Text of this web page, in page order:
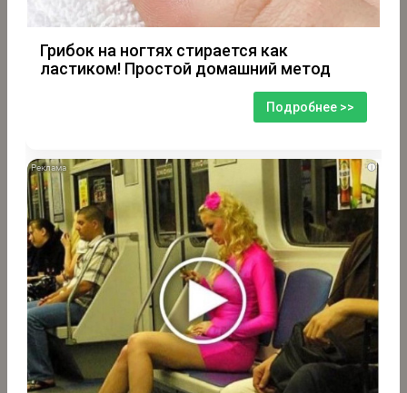
Грибок на ногтях стирается как
ластиком! Простой домашний метод
Подробнее >>
i